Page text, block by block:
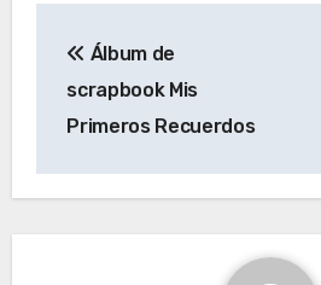
de
entradas
Álbum de
scrapbook Mis
Primeros Recuerdos